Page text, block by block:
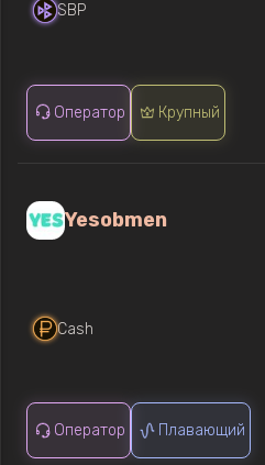
SBP
Оператор Крупный
Yesobmen
Cash
Оператор Плавающий